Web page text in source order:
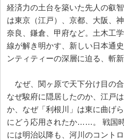
経済力の土台を築いた先人の叡
は東京（江戸）、京都、大阪、
奈良、鎌倉、甲府など。土木工
線が解き明かす、新しい日本通
ンティティーの深層に迫る、斬
なぜ、関ヶ原で天下分け目の
なぜ駿府に隠居したのか、江戸
か、なぜ「利根川」は東に曲げ
にどう応用されたか……。 戦国
には明治以降も、河川のコント